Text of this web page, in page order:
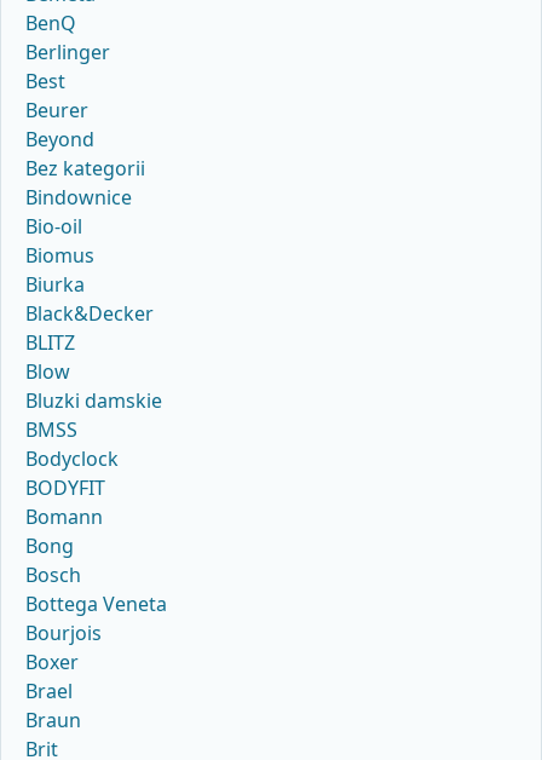
BenQ
Berlinger
Best
Beurer
Beyond
Bez kategorii
Bindownice
Bio-oil
Biomus
Biurka
Black&Decker
BLITZ
Blow
Bluzki damskie
BMSS
Bodyclock
BODYFIT
Bomann
Bong
Bosch
Bottega Veneta
Bourjois
Boxer
Brael
Braun
Brit